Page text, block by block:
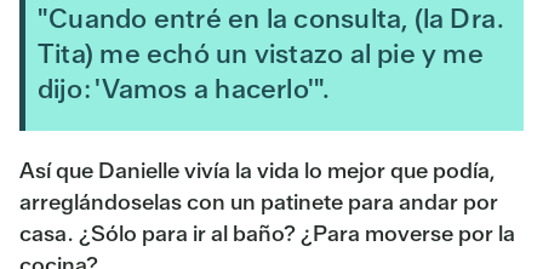
"Cuando entré en la consulta, (la Dra.
Tita) me echó un vistazo al pie y me
dijo: 'Vamos a hacerlo'".
Así que Danielle vivía la vida lo mejor que podía,
arreglándoselas con un patinete para andar por
casa. ¿Sólo para ir al baño? ¿Para moverse por la